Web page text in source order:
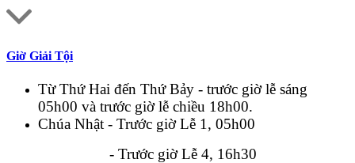
Giờ Giải Tội
Từ Thứ Hai đến Thứ Bảy - trước giờ lễ sáng
05h00 và trước giờ lễ chiều 18h00.
Chúa Nhật - Trước giờ Lễ 1, 05h00
- Trước giờ Lễ 4, 16h30